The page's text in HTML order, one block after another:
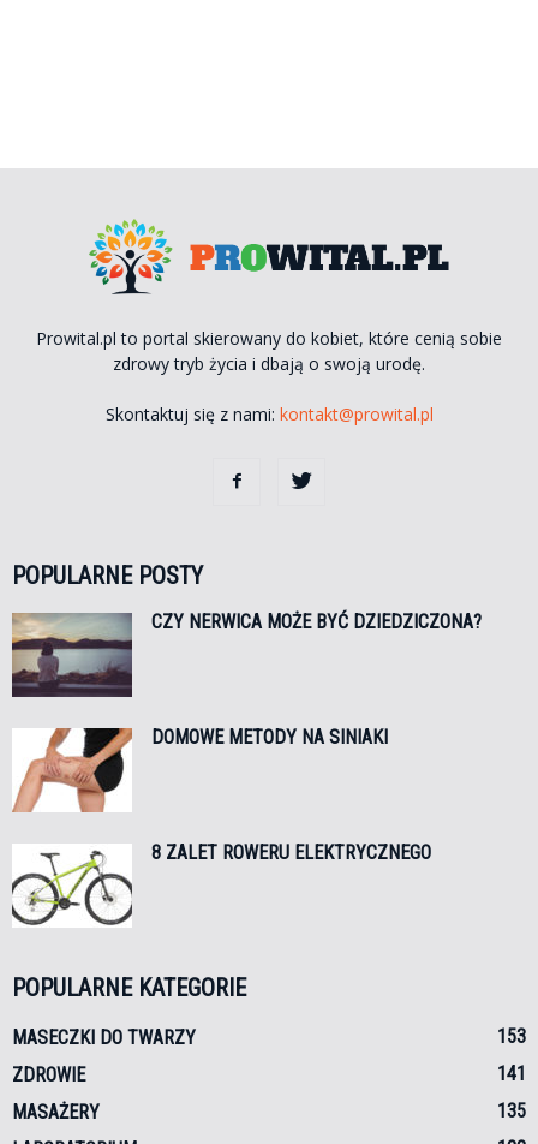
Prowital.pl to portal skierowany do kobiet, które cenią sobie
zdrowy tryb życia i dbają o swoją urodę.
Skontaktuj się z nami: kontakt@prowital.pl
POPULARNE POSTY
CZY NERWICA MOŻE BYĆ DZIEDZICZONA?
DOMOWE METODY NA SINIAKI
8 ZALET ROWERU ELEKTRYCZNEGO
POPULARNE KATEGORIE
MASECZKI DO TWARZY
153
ZDROWIE
141
MASAŻERY
135